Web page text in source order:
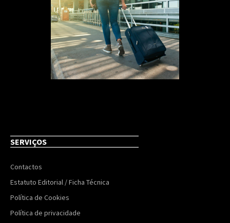
SERVIÇOS
Contactos
Estatuto Editorial / Ficha Técnica
Política de Cookies
Política de privacidade